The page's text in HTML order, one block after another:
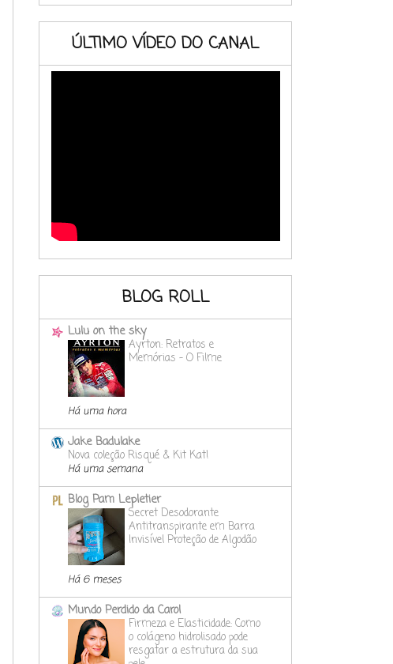
ÚLTIMO VÍDEO DO CANAL
BLOG ROLL
Lulu on the sky
Ayrton: Retratos e
Memórias - O Filme
Há uma hora
Jake Badulake
Nova coleção Risqué & Kit Kat!
Há uma semana
Blog Pam Lepletier
Secret Desodorante
Antitranspirante em Barra
Invisível Proteção de Algodão
Há 6 meses
Mundo Perdido da Carol
Firmeza e Elasticidade: Como
o colágeno hidrolisado pode
resgatar a estrutura da sua